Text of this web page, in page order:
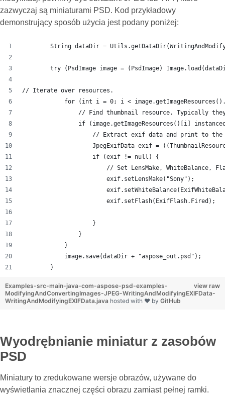
zazwyczaj są miniaturami PSD. Kod przykładowy
demonstrujący sposób użycia jest podany poniżej:
String dataDir =
try (PsdImage image = (PsdImage)
// Iterate over resources.
for (int i = 0; i <
// Find thumbnail resource. Typically
if (image.getImageResources()[i]
// Extract exif data and print to the
JpegExifData exif =
                    if (exif != null) {
// Set LensMake, WhiteBalance,
                        exif.setLensMake("Sony");
                        exif.setFlash(ExifFlash.Fired);
                    }
                }
            }
            image.save(dataDir + "aspose_out.psd");
        }
view raw
Examples-src-main-java-com-aspose-psd-examples-
ModifyingAndConvertingImages-JPEG-WritingAndModifyingEXIFData-
WritingAndModifyingEXIFData.java hosted with ❤ by GitHub
Wyodrębnianie miniatur z zasobów
PSD
Miniatury to zredukowane wersje obrazów, używane do
wyświetlania znacznej części obrazu zamiast pełnej ramki.